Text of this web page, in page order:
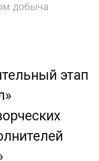
добыча
этап